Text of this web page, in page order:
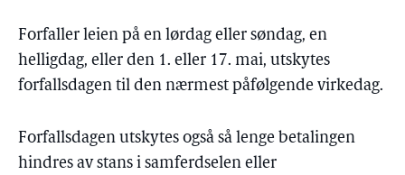
Forfaller leien på en lørdag eller søndag, en
helligdag, eller den 1. eller 17. mai, utskytes
forfallsdagen til den nærmest påfølgende virkedag.
Forfallsdagen utskytes også så lenge betalingen
hindres av stans i samferdselen eller